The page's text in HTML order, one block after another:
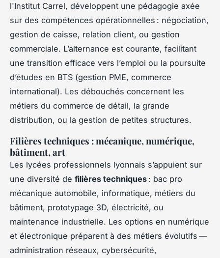
l'Institut Carrel, développent une pédagogie axée
sur des compétences opérationnelles : négociation,
gestion de caisse, relation client, ou gestion
commerciale. L’alternance est courante, facilitant
une transition efficace vers l’emploi ou la poursuite
d’études en BTS (gestion PME, commerce
international). Les débouchés concernent les
métiers du commerce de détail, la grande
distribution, ou la gestion de petites structures.
Filières techniques : mécanique, numérique,
bâtiment, art
Les lycées professionnels lyonnais s’appuient sur
une diversité de filières techniques : bac pro
mécanique automobile, informatique, métiers du
bâtiment, prototypage 3D, électricité, ou
maintenance industrielle. Les options en numérique
et électronique préparent à des métiers évolutifs —
administration réseaux, cybersécurité,